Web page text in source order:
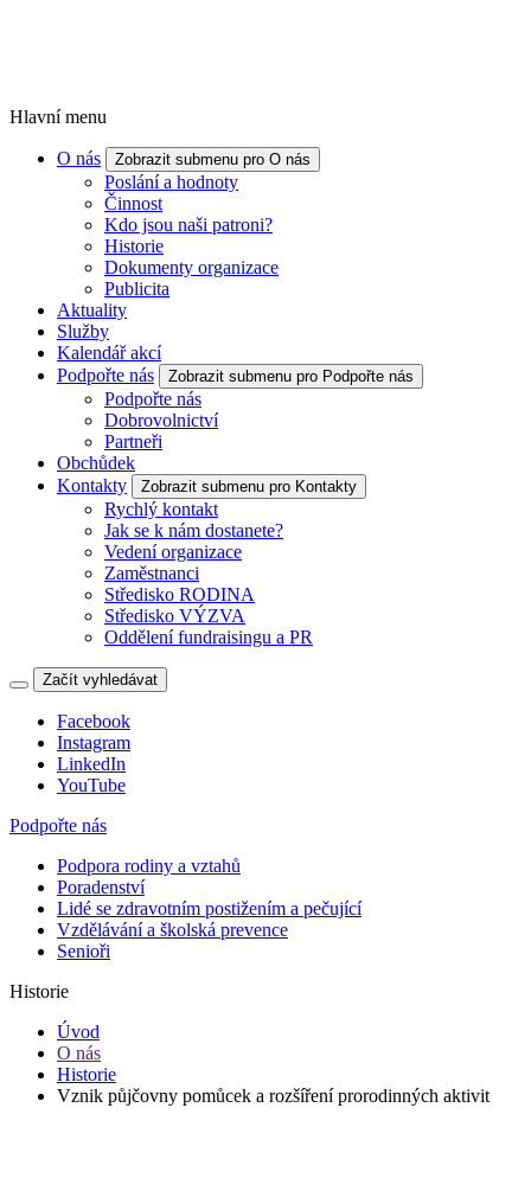
Hlavní menu
O nás Zobrazit submenu pro O nás
Poslání a hodnoty
Činnost
Kdo jsou naši patroni?
Historie
Dokumenty organizace
Publicita
Aktuality
Služby
Kalendář akcí
Podpořte nás
Zobrazit submenu pro Podpořte nás
Podpořte nás
Dobrovolnictví
Partneři
Obchůdek
Kontakty
Zobrazit submenu pro Kontakty
Rychlý kontakt
Jak se k nám dostanete?
Vedení organizace
Zaměstnanci
Středisko RODINA
Středisko VÝZVA
Oddělení fundraisingu a PR
Začít vyhledávat
Facebook
Instagram
LinkedIn
YouTube
Podpořte nás
Podpora rodiny a vztahů
Poradenství
Lidé se zdravotním postižením a pečující
Vzdělávání a školská prevence
Senioři
Historie
Úvod
O nás
Historie
Vznik půjčovny pomůcek a rozšíření prorodinných aktivit